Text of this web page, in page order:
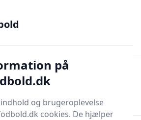
Japansk Fodbold
på
og brugeroplevelse
cookies. De hjælper